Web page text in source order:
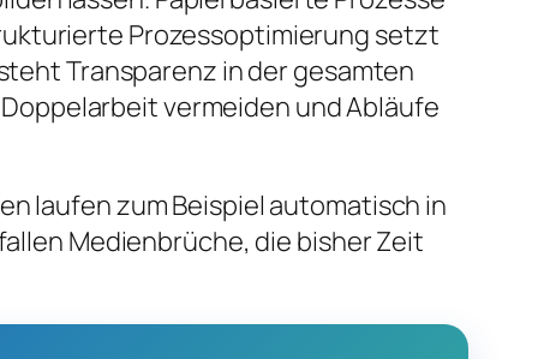
Prozessoptimierung setzt
Transparenz in der gesamten
vermeiden und Abläufe
laufen zum Beispiel automatisch in
Medienbrüche, die bisher Zeit